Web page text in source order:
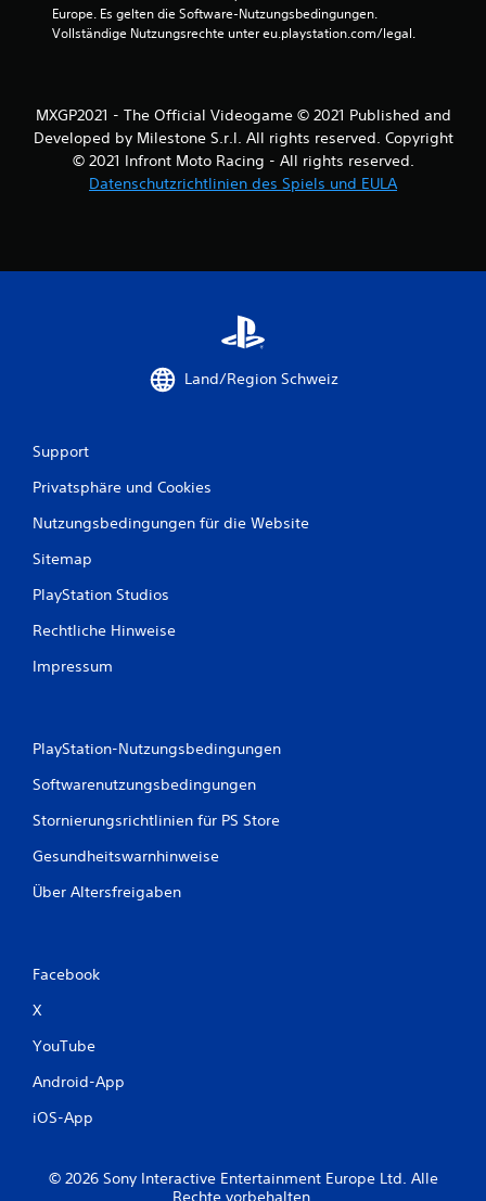
Europe. Es gelten die Software-Nutzungsbedingungen.
Vollständige Nutzungsrechte unter eu.playstation.com/legal.
MXGP2021 - The Official Videogame © 2021 Published and
Developed by Milestone S.r.l. All rights reserved. Copyright
© 2021 Infront Moto Racing - All rights reserved.
Datenschutzrichtlinien des Spiels und EULA
Land/Region Schweiz
Support
Privatsphäre und Cookies
Nutzungsbedingungen für die Website
Sitemap
PlayStation Studios
Rechtliche Hinweise
Impressum
PlayStation-Nutzungsbedingungen
Softwarenutzungsbedingungen
Stornierungsrichtlinien für PS Store
Gesundheitswarnhinweise
Über Altersfreigaben
Facebook
X
YouTube
Android-App
iOS-App
© 2026 Sony Interactive Entertainment Europe Ltd. Alle
Rechte vorbehalten.